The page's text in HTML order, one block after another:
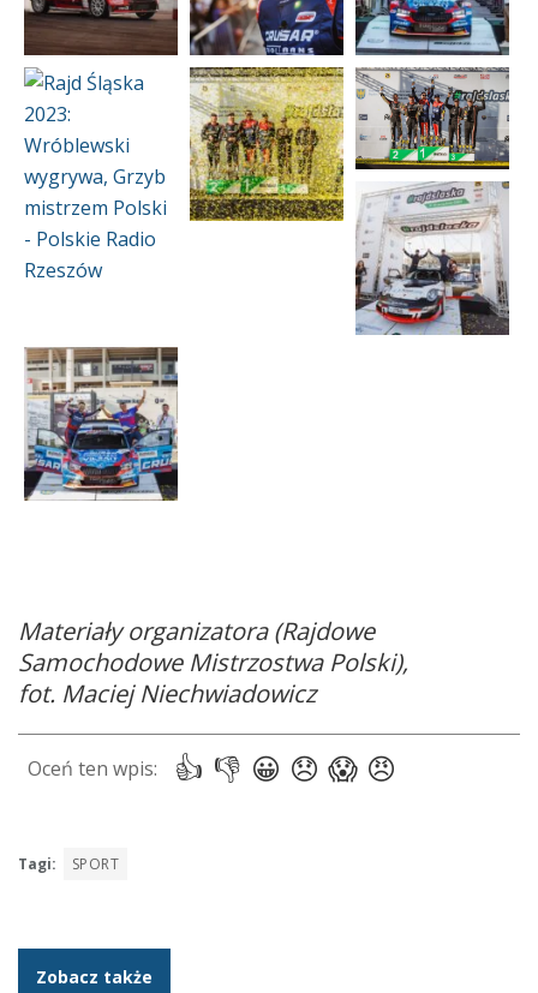
Materiały organizatora (Rajdowe
Samochodowe Mistrzostwa Polski),
fot. Maciej Niechwiadowicz
Tagi: SPORT
Zobacz także